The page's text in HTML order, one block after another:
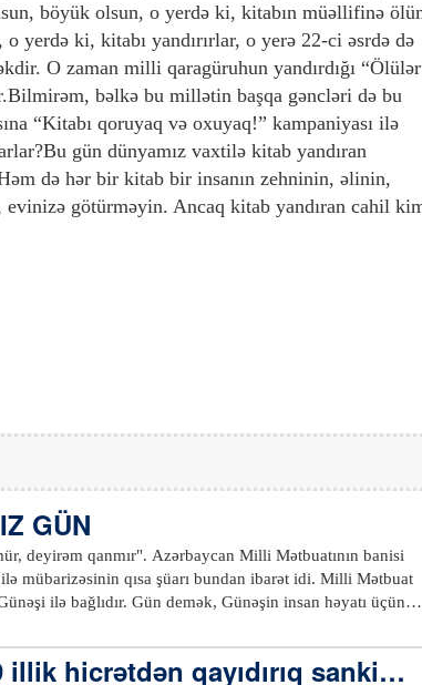
böyük olsun, o yerdə ki, kitabın müəllifinə
yerdə ki, kitabı yandırırlar, o yerə 22-ci əsrdə də
O zaman milli qaragüruhun yandırdığı
bəlkə bu millətin başqa gəncləri də bu
“Kitabı qoruyaq və oxuyaq!” kampaniyası ilə
gün dünyamız vaxtilə kitab yandıran
də hər bir kitab bir insanın zehninin, əlinin,
evinizə götürməyin. Ancaq kitab yandıran cahil
GÜN
deyirəm qanmır". Azərbaycan Milli Mətbuatının banisi
mübarizəsinin qısa şüarı bundan ibarət idi. Milli Mətbuat
ilə bağlıdır. Gün demək, Günəşin insan həyatı üçün
böyük ümid bəsləyirdi. Düşünürdü ki, Günəş varsa,
illik hicrətdən qayıdırıq sanki…